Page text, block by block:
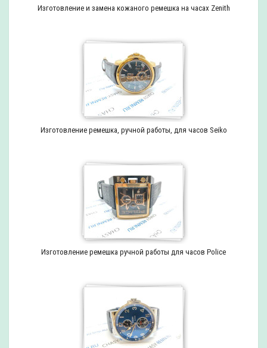
Изготовление и замена кожаного ремешка на часах Zenith
Изготовление ремешка, ручной работы, для часов Seiko
Изготовление ремешка ручной работы для часов Police